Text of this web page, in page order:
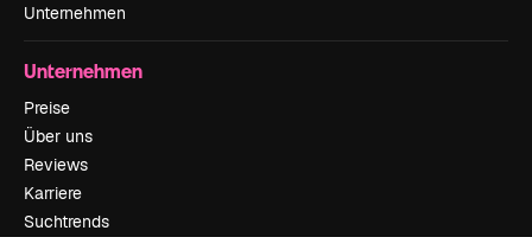
Unternehmen
Unternehmen
Preise
Über uns
Reviews
Karriere
Suchtrends